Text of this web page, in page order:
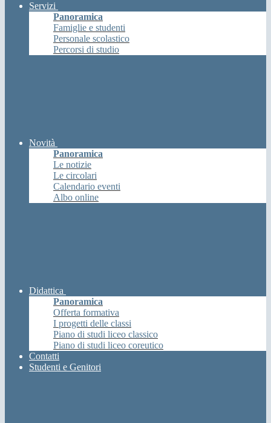
Servizi
Panoramica
Famiglie e studenti
Personale scolastico
Percorsi di studio
Novità
Panoramica
Le notizie
Le circolari
Calendario eventi
Albo online
Didattica
Panoramica
Offerta formativa
I progetti delle classi
Piano di studi liceo classico
Piano di studi liceo coreutico
Contatti
Studenti e Genitori